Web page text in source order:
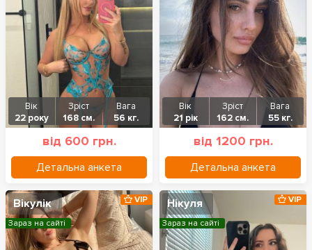
Вік
22 року
Зріст
168 см.
Вага
56 кг.
від 600 грн.
Детальна анкета
Вік
21 рік
Зріст
162 см.
Вага
55 кг.
від 1200 грн.
Детальна анкета
Вікулік VIP
Зараз на сайті
Нікуля VIP
Зараз на сайті